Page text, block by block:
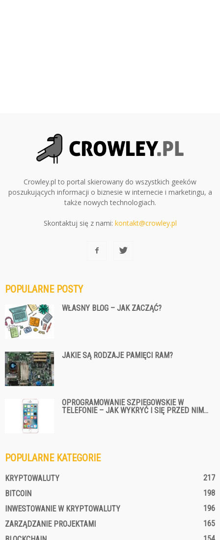
Crowley.pl to portal skierowany do wszystkich geeków
poszukujących informacji o biznesie w internecie i marketingu, a
także nowych technologiach.
Skontaktuj się z nami: kontakt@crowley.pl
POPULARNE POSTY
WŁASNY BLOG – JAK ZACZĄĆ?
JAKIE SĄ RODZAJE PAMIĘCI RAM?
OPROGRAMOWANIE SZPIEGOWSKIE W
TELEFONIE – JAK WYKRYĆ I SIĘ PRZED NIM...
POPULARNE KATEGORIE
KRYPTOWALUTY
217
BITCOIN
198
INWESTOWANIE W KRYPTOWALUTY
196
ZARZĄDZANIE PROJEKTAMI
165